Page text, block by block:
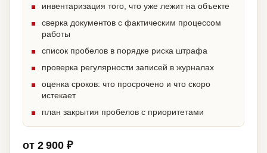
инвентаризация того, что уже лежит на объекте
сверка документов с фактическим процессом
работы
список пробелов в порядке риска штрафа
проверка регулярности записей в журналах
оценка сроков: что просрочено и что скоро
истекает
план закрытия пробелов с приоритетами
от 2 900 ₽